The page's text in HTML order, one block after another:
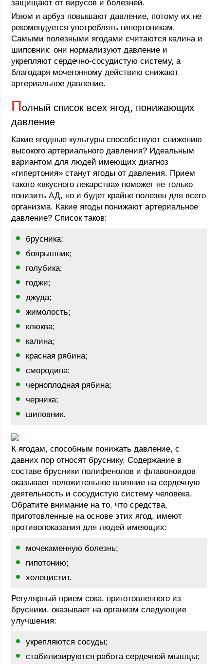
защищают от вирусов и болезней.
Изюм и арбуз повышают давление, потому их не
рекомендуется употреблять гипертоникам.
Самыми полезными ягодами считаются калина и
шиповник: они нормализуют давление и
укрепляют сердечно-сосудистую систему, а
благодаря мочегонному действию снижают
артериальное давление.
Полный список всех ягод, понижающих
давление
Какие ягодные культуры способствуют снижению
высокого артериального давления? Идеальным
вариантом для людей имеющих диагноз
«гипертония» станут ягоды от давления. Прием
такого «вкусного лекарства» поможет не только
понизить АД, но и будет крайне полезен для всего
организма. Какие ягоды понижают артериальное
давление? Список таков:
брусника;
боярышник;
голубика;
годжи;
джуда;
жимолость;
клюква;
калина;
красная рябина;
смородина;
черноплодная рябина;
черника;
шиповник.
К ягодам, способным понижать давление, с
давних пор относят бруснику. Содержание в
составе брусники полифенолов и флавоноидов
оказывает положительное влияние на сердечную
деятельность и сосудистую систему человека.
Обратите внимание на то, что средства,
приготовленные на основе этих ягод, имеют
противопоказания для людей имеющих:
мочекаменную болезнь;
гипотонию;
холецистит.
Регулярный прием сока, приготовленного из
брусники, оказывает на организм следующие
улучшения:
укрепляются сосуды;
стабилизируются работа сердечной мышцы;